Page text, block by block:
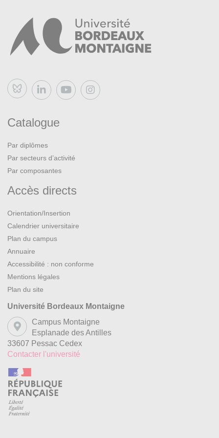
Bluesky
Catalogue
Par diplômes
Par secteurs d’activité
Par composantes
Accès directs
Orientation/Insertion
Calendrier universitaire
Plan du campus
Annuaire
Accessibilité : non conforme
Mentions légales
Plan du site
Université Bordeaux Montaigne
Campus Montaigne
Esplanade des Antilles
33607 Pessac Cedex
Contacter l'université